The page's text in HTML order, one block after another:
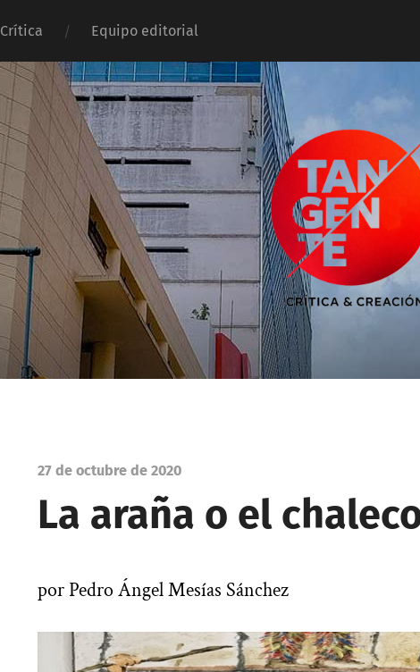
Crítica Equipo editorial
Tangente
27 de octubre de 2020
La araña o el
por Pedro Ángel Mesías Sánchez